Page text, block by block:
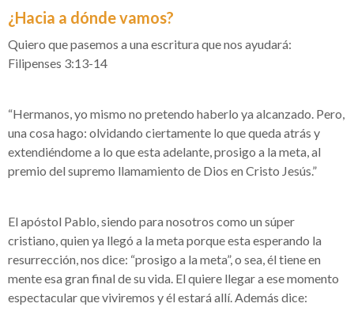
¿Hacia a dónde vamos?
Quiero que pasemos a una escritura que nos ayudará:
Filipenses 3:13-14
“Hermanos, yo mismo no pretendo haberlo ya alcanzado. Pero,
una cosa hago: olvidando ciertamente lo que queda atrás y
extendiéndome a lo que esta adelante, prosigo a la meta, al
premio del supremo llamamiento de Dios en Cristo Jesús.”
El apóstol Pablo, siendo para nosotros como un súper
cristiano, quien ya llegó a la meta porque esta esperando la
resurrección, nos dice: “prosigo a la meta”, o sea, él tiene en
mente esa gran final de su vida. El quiere llegar a ese momento
espectacular que viviremos y él estará allí. Además dice: